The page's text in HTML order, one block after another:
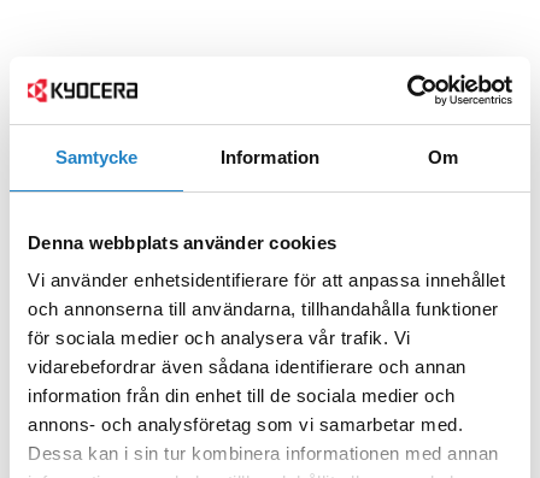
Samtycke Information Om
Denna webbplats använder cookies
Vi använder enhetsidentifierare för att anpassa innehållet
och annonserna till användarna, tillhandahålla funktioner
för sociala medier och analysera vår trafik. Vi
vidarebefordrar även sådana identifierare och annan
information från din enhet till de sociala medier och
annons- och analysföretag som vi samarbetar med.
Dessa kan i sin tur kombinera informationen med annan